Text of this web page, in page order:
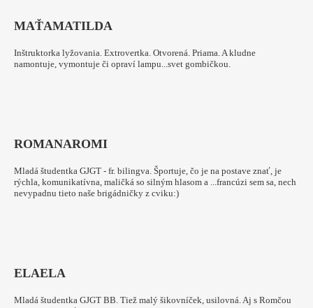
MAŤAMATILDA
Inštruktorka lyžovania. Extrovertka. Otvorená. Priama. A kludne
namontuje, vymontuje či opraví lampu...svet gombičkou.
ROMANAROMI
Mladá študentka GJGT - fr. bilingva. Športuje, čo je na postave znať, je
rýchla, komunikatívna, maličká so silným hlasom a ...francúzi sem sa, nech
nevypadnu tieto naše brigádničky z cviku:)
ELAELA
Mladá študentka GJGT BB. Tiež malý šikovníček, usilovná. Aj s Romčou